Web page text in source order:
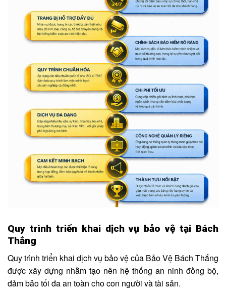
Quy trình triển khai dịch vụ bảo vệ tại Bách
Thắng
Quy trình triển khai dịch vụ bảo vệ của Bảo Vệ Bách Thắng
được xây dựng nhằm tạo nên hệ thống an ninh đồng bộ,
đảm bảo tối đa an toàn cho con người và tài sản.